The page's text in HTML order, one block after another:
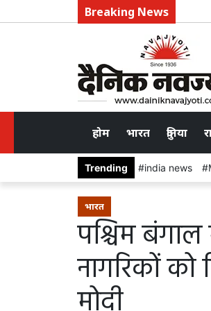
Breaking News
होम भारत दुनिया
Trending india news
भारत
पश्चिम
नागरिकों